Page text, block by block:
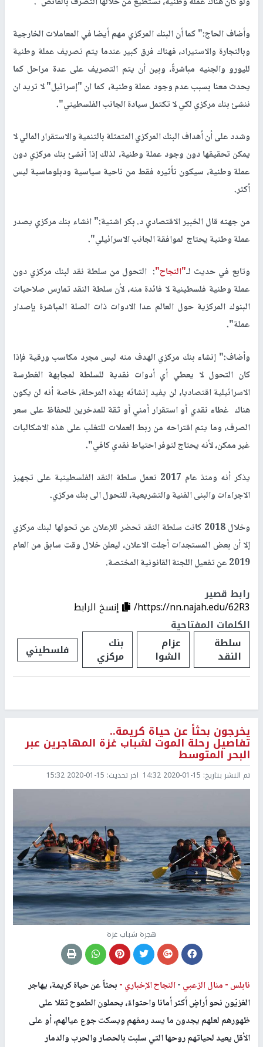
وأضاف الحاج:" كما أن البنك المركزي مهم أيضا في المعاملات الخارجية
وبالتجارة والاستيراد، فهناك فرق كبير عندما يتم تصريف عملة وطنية
لليورو والجنيه مباشرةً، وبين أن يتم التصريف على عدة مراحل كما
يحدث معنا بسبب عدم وجود عملة وطنية، كما ان "إسرائيل" لا تريد ان
ننشئ بنك مركزي لكي لا تكتمل سيادة الجانب الفلسطيني".
وشدد على أن أهداف البنك المركزي المتمثلة بالتنمية والاستقرار المالي لا
يمكن تحقيقها دون وجود عملة وطنية، لذلك إذا أنشئ بنك مركزي دون
عملة وطنية، سيكون تأثيره فقط من ناحية سياسية ودبلوماسية ليس
أكثر.
من جهته قال الخبير الاقتصادي د. بكر اشتية:" انشاء بنك مركزي يصدر
عملة وطنية يحتاج لموافقة الجانب الاسرائيلي".
وتابع في حديث لـ"النجاح": التحول من سلطة نقد لبنك مركزي دون
عملة وطنية فلسطينية لا فائدة منه، لأن سلطة النقد تمارس صلاحيات
البنوك المركزية حول العالم عدا الادوات ذات الصلة المباشرة بإصدار
عملة".
وأضاف:" إنشاء بنك مركزي الهدف منه ليس مجرد مكاسب ورقية فإذا
كان التحول لا يعطي أي أدوات نقدية للسلطة لمجابهة الغطرسة
الاسرائيلية اقتصاديا، لن يفيد إنشائه بهذه المرحلة، خاصة أنه لن يكون
هناك غطاء نقدي أو استقرار أمني أو ثقة للمدخرين للحفاظ على سعر
الصرف، وما يتم اقتراحه من ربط العملات للتغلب على هذه الاشكاليات
غير ممكن، لأنه يحتاج لتوفر احتياط نقدي كافي".
يذكر أنه ومنذ عام 2017 تعمل سلطة النقد الفلسطينية على تجهيز
الاجراءات والبنى الفنية والتشريعية، للتحول الى بنك مركزي.
وخلال 2018 كانت سلطة النقد تحضر للإعلان عن تحولها لبنك مركزي
إلا أن بعض المستجدات أجلت الاعلان، ليعلن خلال وقت سابق من العام
2019 عن تفعيل اللجنة القانونية المختصة.
رابط قصير
https://nn.najah.edu/62R3/
إنسخ الرابط
الكلمات المفتاحية
سلطة
النقد
عزام
الشوا
بنك
مركزي فلسطيني
يخرجون بحثاً عن حياة كريمة..
تفاصيل رحلة الموت لشباب غزة المهاجرين عبر
البحر المتوسط
تم النشر بتاريخ: 2020-01-15 14:32 اخر تحديث: 2020-01-15 15:32
هجرة شباب غزة
نابلس -منال الزعبي-النجاح الإخباري -بحثاً عن حياة كريمة، يهاجر
الغزيّون نحو أراضٍ أكثر أمانا واحتواءً، يحملون الطموح ثقلا على
ظهورهم لعلهم يجدون ما يسد رمقهم ويسكت جوع عيالهم، أو على
الأقل يعيد لحياتهم روحها التي سلبت بالحصار والحرب والدمار